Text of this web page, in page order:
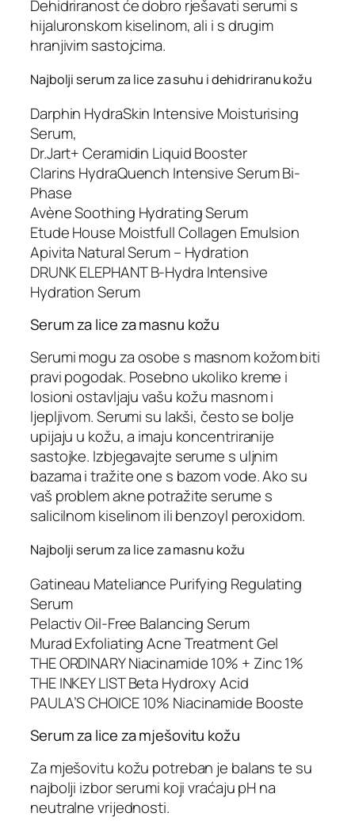
Dehidriranost će dobro rješavati serumi s
hijaluronskom kiselinom, ali i s drugim
hranjivim sastojcima.
Najbolji serum za lice za suhu i dehidriranu kožu
Darphin HydraSkin Intensive Moisturising
Serum,
Dr.Jart+ Ceramidin Liquid Booster
Clarins HydraQuench Intensive Serum Bi-
Phase
Avène Soothing Hydrating Serum
Etude House Moistfull Collagen Emulsion
Apivita Natural Serum – Hydration
DRUNK ELEPHANT B-Hydra Intensive
Hydration Serum
Serum za lice za masnu kožu
Serumi mogu za osobe s masnom kožom biti
pravi pogodak. Posebno ukoliko kreme i
losioni ostavljaju vašu kožu masnom i
ljepljivom. Serumi su lakši, često se bolje
upijaju u kožu, a imaju koncentriranije
sastojke. Izbjegavajte serume s uljnim
bazama i tražite one s bazom vode. Ako su
vaš problem akne potražite serume s
salicilnom kiselinom ili benzoyl peroxidom.
Najbolji serum za lice za masnu kožu
Gatineau Mateliance Purifying Regulating
Serum
Pelactiv Oil-Free Balancing Serum
Murad Exfoliating Acne Treatment Gel
THE ORDINARY Niacinamide 10% + Zinc 1%
THE INKEY LIST Beta Hydroxy Acid
PAULA’S CHOICE 10% Niacinamide Booste
Serum za lice za mješovitu kožu
Za mješovitu kožu potreban je balans te su
najbolji izbor serumi koji vraćaju pH na
neutralne vrijednosti.